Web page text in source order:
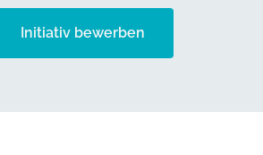
Initiativ bewerben